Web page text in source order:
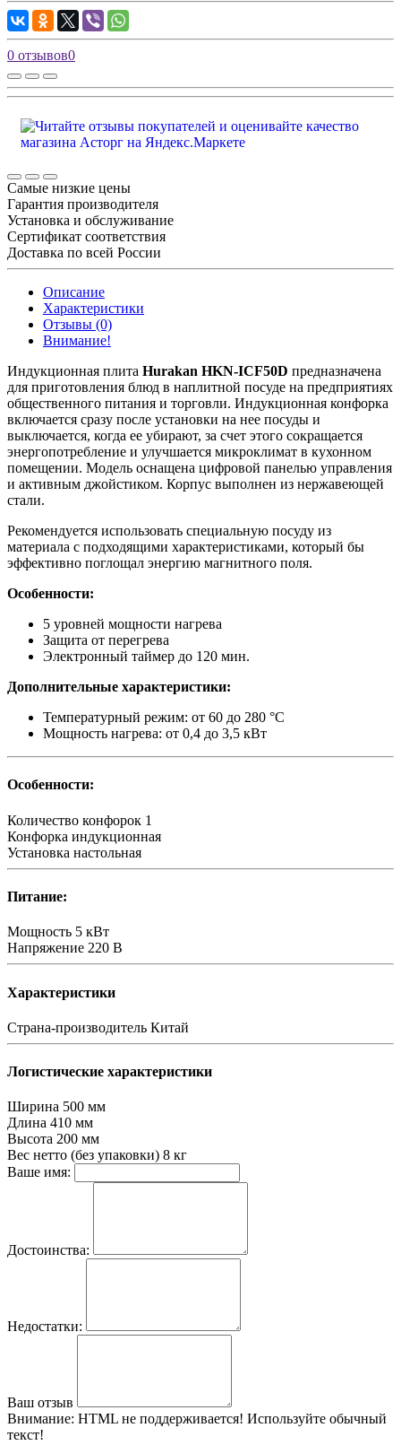
0 отзывов0
Самые низкие цены
Гарантия производителя
Установка и обслуживание
Сертификат соответствия
Доставка по всей России
Описание
Характеристики
Отзывы (0)
Внимание!
Индукционная плита Hurakan HKN-ICF50D предназначена
для приготовления блюд в наплитной посуде на предприятиях
общественного питания и торговли. Индукционная конфорка
включается сразу после установки на нее посуды и
выключается, когда ее убирают, за счет этого сокращается
энергопотребление и улучшается микроклимат в кухонном
помещении. Модель оснащена цифровой панелью управления
и активным джойстиком. Корпус выполнен из нержавеющей
стали.
Рекомендуется использовать специальную посуду из
материала с подходящими характеристиками, который бы
эффективно поглощал энергию магнитного поля.
Особенности:
5 уровней мощности нагрева
Защита от перегрева
Электронный таймер до 120 мин.
Дополнительные характеристики:
Температурный режим: от 60 до 280 °С
Мощность нагрева: от 0,4 до 3,5 кВт
Особенности:
Количество конфорок 1
Конфорка индукционная
Установка настольная
Питание:
Мощность 5 кВт
Напряжение 220 В
Характеристики
Страна-производитель Китай
Логистические характеристики
Ширина 500 мм
Длина 410 мм
Высота 200 мм
Вес нетто (без упаковки) 8 кг
Ваше имя:
Достоинства:
Недостатки:
Ваш отзыв
Внимание: HTML не поддерживается! Используйте обычный
текст!